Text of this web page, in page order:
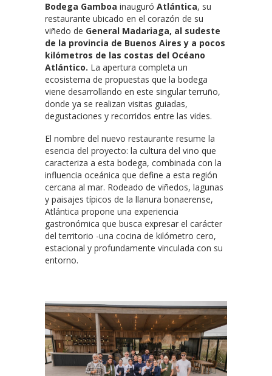
Bodega Gamboa inauguró Atlántica, su
restaurante ubicado en el corazón de su
viñedo de General Madariaga, al sudeste
de la provincia de Buenos Aires y a pocos
kilómetros de las costas del Océano
Atlántico. La apertura completa un
ecosistema de propuestas que la bodega
viene desarrollando en este singular terruño,
donde ya se realizan visitas guiadas,
degustaciones y recorridos entre las vides.
El nombre del nuevo restaurante resume la
esencia del proyecto: la cultura del vino que
caracteriza a esta bodega, combinada con la
influencia oceánica que define a esta región
cercana al mar. Rodeado de viñedos, lagunas
y paisajes típicos de la llanura bonaerense,
Atlántica propone una experiencia
gastronómica que busca expresar el carácter
del territorio -una cocina de kilómetro cero,
estacional y profundamente vinculada con su
entorno.